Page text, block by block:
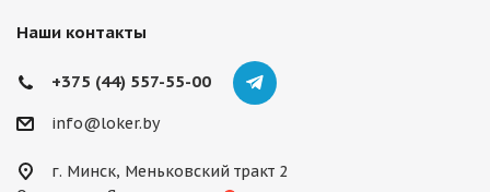
Наши контакты
+375 (44) 557-55-00
info@loker.by
г. Минск, Меньковский тракт 2